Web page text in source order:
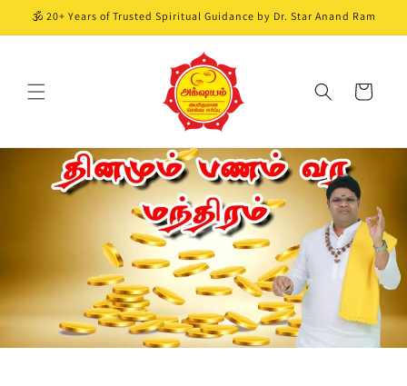
Skip to
🕉️ 20+ Years of Trusted Spiritual Guidance by Dr. Star Anand Ram
Cart